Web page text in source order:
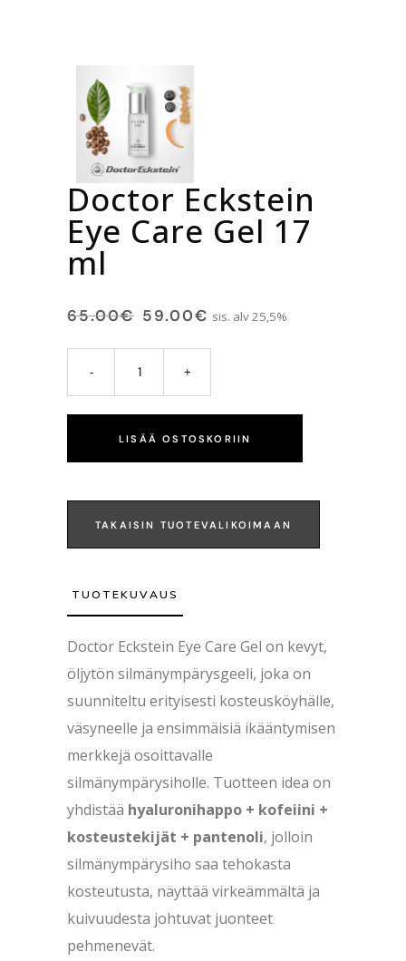
Doctor Eckstein
Eye Care Gel 17
ml
65.00€ 59.00€ sis. alv 25,5%
LISÄÄ OSTOSKORIIN
TAKAISIN TUOTEVALIKOIMAAN
TUOTEKUVAUS
Doctor Eckstein Eye Care Gel on kevyt,
öljytön silmänympärysgeeli, joka on
suunniteltu erityisesti kosteusköyhälle,
väsyneelle ja ensimmäisiä ikääntymisen
merkkejä osoittavalle
silmänympärysiholle. Tuotteen idea on
yhdistää hyaluronihappo + kofeiini +
kosteustekijät + pantenoli, jolloin
silmänympärysiho saa tehokasta
kosteutusta, näyttää virkeämmältä ja
kuivuudesta johtuvat juonteet
pehmenevät.